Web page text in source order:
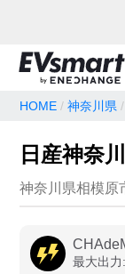
地名・観光スポ
充電器の種類
急速充電器
HOME 神奈川県
日産神奈
神奈川県相模原
最大出力: